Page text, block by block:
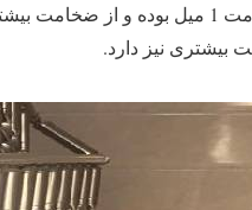
دارای ضخامت 1 میل بوده و از
بیشتری نیز دارد.